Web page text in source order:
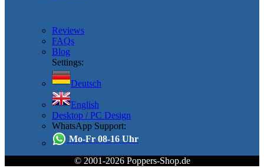
Reviews
FAQs
Blog
Settings:
Deutsch
English
Desktop / PC Design
WhatsApp Support:
Mo-Fr 08-16 Uhr
© 2001-2026 Poppers-Shop.de